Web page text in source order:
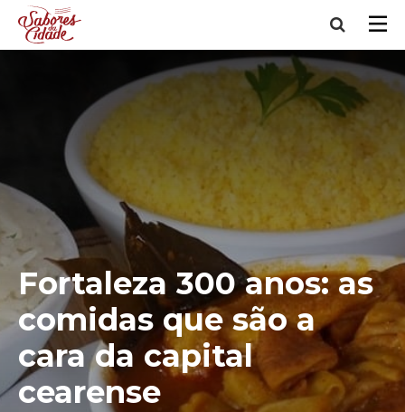
Fortaleza 300 anos: as
comidas que são a
cara da capital
cearense